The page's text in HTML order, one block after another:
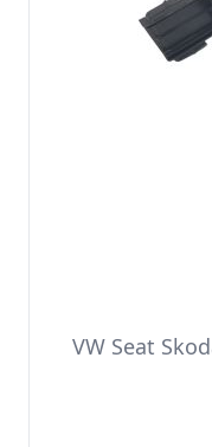
VW Seat